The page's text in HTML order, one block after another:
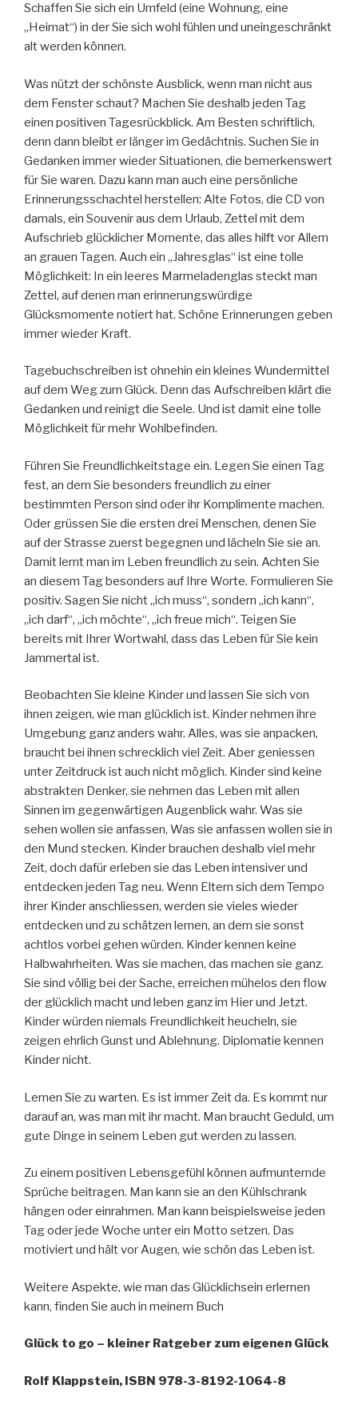
Schaffen Sie sich ein Umfeld (eine Wohnung, eine
„Heimat“) in der Sie sich wohl fühlen und uneingeschränkt
alt werden können.
Was nützt der schönste Ausblick, wenn man nicht aus
dem Fenster schaut? Machen Sie deshalb jeden Tag
einen positiven Tagesrückblick. Am Besten schriftlich,
denn dann bleibt er länger im Gedächtnis. Suchen Sie in
Gedanken immer wieder Situationen, die bemerkenswert
für Sie waren. Dazu kann man auch eine persönliche
Erinnerungsschachtel herstellen: Alte Fotos, die CD von
damals, ein Souvenir aus dem Urlaub, Zettel mit dem
Aufschrieb glücklicher Momente, das alles hilft vor Allem
an grauen Tagen. Auch ein „Jahresglas“ ist eine tolle
Möglichkeit: In ein leeres Marmeladenglas steckt man
Zettel, auf denen man erinnerungswürdige
Glücksmomente notiert hat. Schöne Erinnerungen geben
immer wieder Kraft.
Tagebuchschreiben ist ohnehin ein kleines Wundermittel
auf dem Weg zum Glück. Denn das Aufschreiben klärt die
Gedanken und reinigt die Seele. Und ist damit eine tolle
Möglichkeit für mehr Wohlbefinden.
Führen Sie Freundlichkeitstage ein. Legen Sie einen Tag
fest, an dem Sie besonders freundlich zu einer
bestimmten Person sind oder ihr Komplimente machen.
Oder grüssen Sie die ersten drei Menschen, denen Sie
auf der Strasse zuerst begegnen und lächeln Sie sie an.
Damit lernt man im Leben freundlich zu sein. Achten Sie
an diesem Tag besonders auf Ihre Worte. Formulieren Sie
positiv. Sagen Sie nicht „ich muss“, sondern „ich kann“,
„ich darf“, „ich möchte“, „ich freue mich“. Teigen Sie
bereits mit Ihrer Wortwahl, dass das Leben für Sie kein
Jammertal ist.
Beobachten Sie kleine Kinder und lassen Sie sich von
ihnen zeigen, wie man glücklich ist. Kinder nehmen ihre
Umgebung ganz anders wahr. Alles, was sie anpacken,
braucht bei ihnen schrecklich viel Zeit. Aber geniessen
unter Zeitdruck ist auch nicht möglich. Kinder sind keine
abstrakten Denker, sie nehmen das Leben mit allen
Sinnen im gegenwärtigen Augenblick wahr. Was sie
sehen wollen sie anfassen, Was sie anfassen wollen sie in
den Mund stecken. Kinder brauchen deshalb viel mehr
Zeit, doch dafür erleben sie das Leben intensiver und
entdecken jeden Tag neu. Wenn Eltern sich dem Tempo
ihrer Kinder anschliessen, werden sie vieles wieder
entdecken und zu schätzen lernen, an dem sie sonst
achtlos vorbei gehen würden. Kinder kennen keine
Halbwahrheiten. Was sie machen, das machen sie ganz.
Sie sind völlig bei der Sache, erreichen mühelos den flow
der glücklich macht und leben ganz im Hier und Jetzt.
Kinder würden niemals Freundlichkeit heucheln, sie
zeigen ehrlich Gunst und Ablehnung. Diplomatie kennen
Kinder nicht.
Lernen Sie zu warten. Es ist immer Zeit da. Es kommt nur
darauf an, was man mit ihr macht. Man braucht Geduld, um
gute Dinge in seinem Leben gut werden zu lassen.
Zu einem positiven Lebensgefühl können aufmunternde
Sprüche beitragen. Man kann sie an den Kühlschrank
hängen oder einrahmen. Man kann beispielsweise jeden
Tag oder jede Woche unter ein Motto setzen. Das
motiviert und hält vor Augen, wie schön das Leben ist.
Weitere Aspekte, wie man das Glücklichsein erlernen
kann, finden Sie auch in meinem Buch
Glück to go – kleiner Ratgeber zum eigenen Glück
Rolf Klappstein, ISBN 978-3-8192-1064-8